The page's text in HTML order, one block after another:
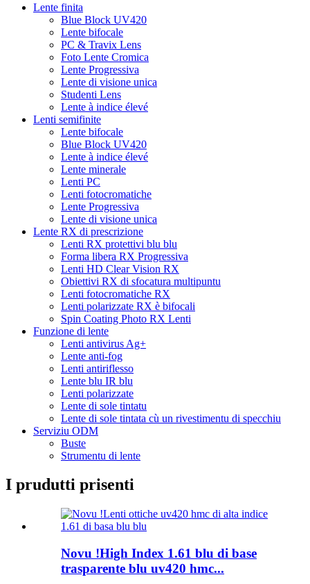
Lente finita
Blue Block UV420
Lente bifocale
PC & Travix Lens
Foto Lente Cromica
Lente Progressiva
Lente di visione unica
Studenti Lens
Lente à indice élevé
Lenti semifinite
Lente bifocale
Blue Block UV420
Lente à indice élevé
Lente minerale
Lenti PC
Lenti fotocromatiche
Lente Progressiva
Lente di visione unica
Lente RX di prescrizione
Lenti RX protettivi blu blu
Forma libera RX Progressiva
Lenti HD Clear Vision RX
Obiettivi RX di sfocatura multipuntu
Lenti fotocromatiche RX
Lenti polarizzate RX è bifocali
Spin Coating Photo RX Lenti
Funzione di lente
Lenti antivirus Ag+
Lente anti-fog
Lenti antiriflesso
Lente blu IR blu
Lenti polarizzate
Lente di sole tintatu
Lente di sole tintata cù un rivestimentu di specchiu
Serviziu ODM
Buste
Strumentu di lente
I prudutti prisenti
Novu !High Index 1.61 blu di base
trasparente blu uv420 hmc...